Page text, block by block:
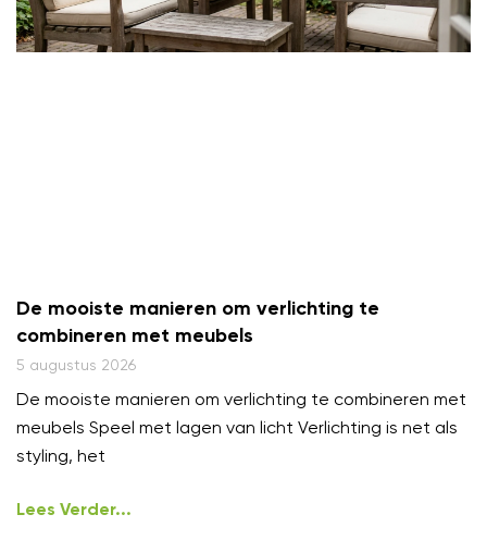
De mooiste manieren om verlichting te
combineren met meubels
5 augustus 2026
De mooiste manieren om verlichting te combineren met
meubels Speel met lagen van licht Verlichting is net als
styling, het
Lees Verder...